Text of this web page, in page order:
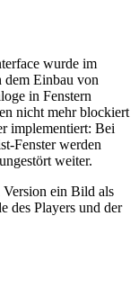
wurde im
Einbau von
in Fenstern
nicht mehr blockiert
implementiert: Bei
Fenster werden
weiter.
Version ein Bild als
des Players und der